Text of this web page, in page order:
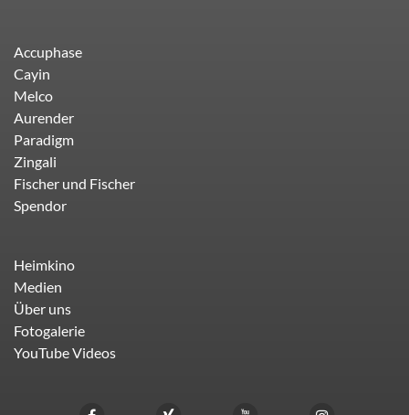
Accuphase
Cayin
Melco
Aurender
Paradigm
Zingali
Fischer und Fischer
Spendor
Heimkino
Medien
Über uns
Fotogalerie
YouTube Videos